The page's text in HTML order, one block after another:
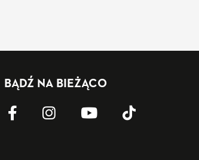
BĄDŹ NA BIEŻĄCO